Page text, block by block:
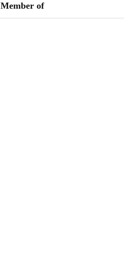
Member of